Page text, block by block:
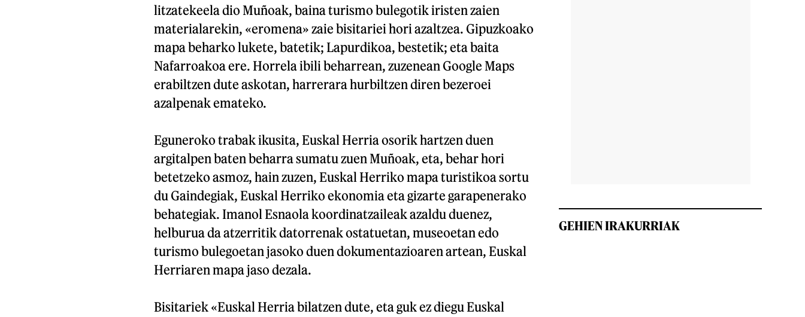
litzatekeela dio Muñoak, baina turismo bulegotik iristen zaien
materialarekin, «eromena» zaie bisitariei hori azaltzea. Gipuzkoako
mapa beharko lukete, batetik; Lapurdikoa, bestetik; eta baita
Nafarroakoa ere. Horrela ibili beharrean, zuzenean Google Maps
erabiltzen dute askotan, harrerara hurbiltzen diren bezeroei
azalpenak emateko.
Eguneroko trabak ikusita, Euskal Herria osorik hartzen duen
argitalpen baten beharra sumatu zuen Muñoak, eta, behar hori
betetzeko asmoz, hain zuzen, Euskal Herriko mapa turistikoa sortu
du Gaindegiak, Euskal Herriko ekonomia eta gizarte garapenerako
behategiak. Imanol Esnaola koordinatzaileak azaldu duenez,
helburua da atzerritik datorrenak ostatuetan, museoetan edo
turismo bulegoetan jasoko duen dokumentazioaren artean, Euskal
Herriaren mapa jaso dezala.
Bisitariek «Euskal Herria bilatzen dute, eta guk ez diegu Euskal
GEHIEN IRAKURRIAK